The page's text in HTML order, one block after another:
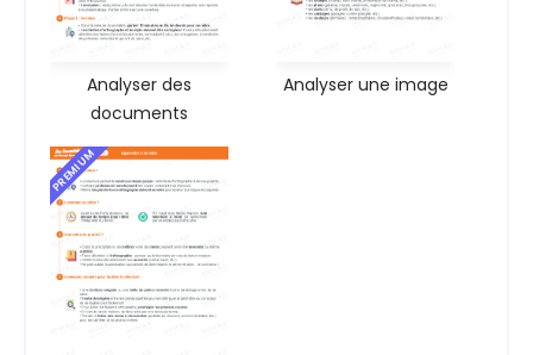
Analyser des
documents
Analyser une image
PREMIUM